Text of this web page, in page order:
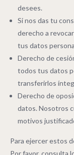
desees.
Si nos das tu
derecho a
tus datos
Derecho de
todos tus datos
transferirlos
Derecho de
datos. Nosotros
motivos
Para ejercer estos
Por favor, consulta